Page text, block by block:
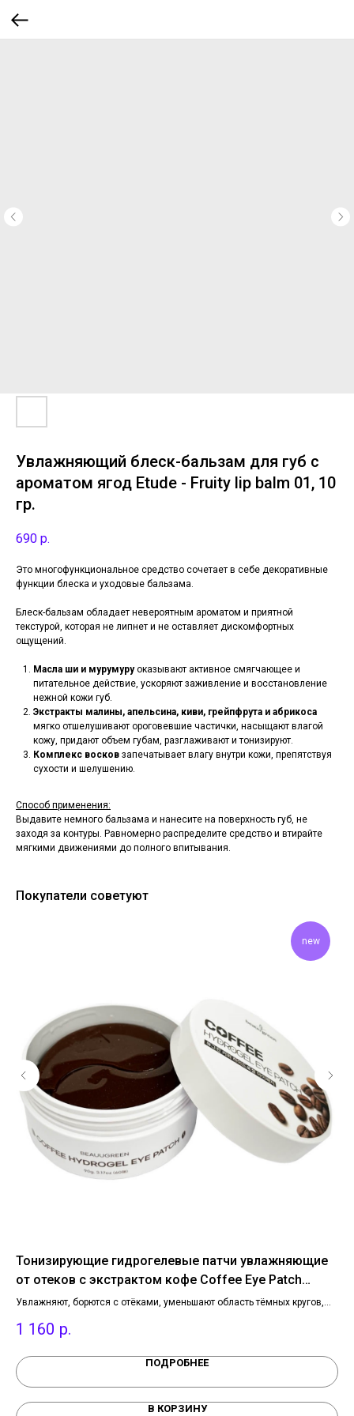
Увлажняющий блеск-бальзам для губ с
ароматом ягод Etude - Fruity lip balm 01, 10
гр.
690 р.
Это многофункциональное средство сочетает в себе декоративные
функции блеска и уходовые бальзама.
Блеск-бальзам обладает невероятным ароматом и приятной
текстурой, которая не липнет и не оставляет дискомфортных
ощущений.
Масла ши и мурумуруоказывают активное смягчающее и
питательное действие, ускоряют заживление и восстановление
нежной кожи губ.
Экстракты малины, апельсина, киви, грейпфрута и абрикоса
мягко отшелушивают ороговевшие частички, насыщают влагой
кожу, придают объем губам, разглаживают и тонизируют.
Комплекс восков запечатывает влагу внутри кожи, препятствуя
сухости и шелушению.
Способ применения:
Выдавите немного бальзама и нанесите на поверхность губ, не
заходя за контуры. Равномерно распределите средство и втирайте
мягкими движениями до полного впитывания.
Покупатели советуют
new
Тонизирующие гидрогелевые патчи увлажняющие
от отеков с экстрактом кофе Coffee Eye Patch
Beauugreen, 1 уп.
Увлажняют, борются с отёками, уменьшают область тёмных кругов,
отдохнувшим. Сокращают видимость морщин, вызванных
обезвоженностью.
1 160 р.
ПОДРОБНЕЕ
В КОРЗИНУ